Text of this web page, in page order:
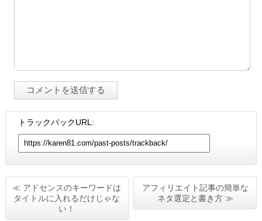
トラックバックURL:
≪ アドセンスのキーワードは
タイトルに入れるだけじゃな
い！
アフィリエイト記事の簡単な
ネタ選定と書き方 ≫